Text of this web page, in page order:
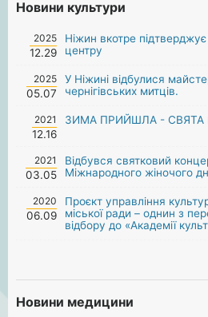
Новини культури
2025
12.29
Ніжин вкотре
центру
2025
05.07
У Ніжині відбулися
чернігівських митців.
2021
12.16
ЗИМА ПРИЙШЛА - СВЯТА
2021
03.05
Відбувся святковий
Міжнародного жіночого
2020
06.09
Проєкт управління
міської ради – однин з
відбору до «Академії
Новини медицини